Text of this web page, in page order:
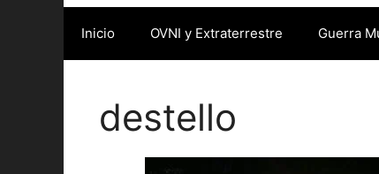
Inicio OVNI y Extraterrestre Guerra
destello